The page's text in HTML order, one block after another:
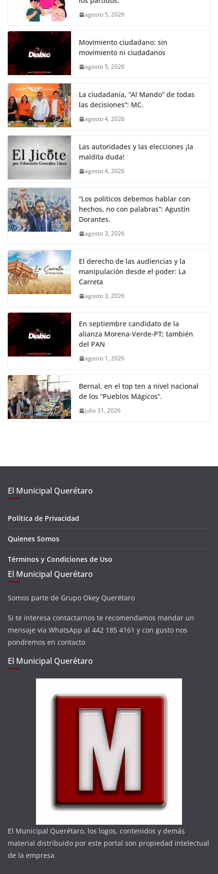
k agosto 5, 2026
Movimiento ciudadano: sin
movimiento ni ciudadanos
agosto 5, 2026
La ciudadanía, “Al Mando” de todas
las decisiones”: MC.
agosto 4, 2026
Las autoridades y las elecciones ¡la
maldita duda!
agosto 4, 2026
“Los políticos debemos hablar con
hechos, no con palabras”: Agustín
Dorantes.
agosto 3, 2026
El derecho de las audiencias y la
manipulación desde el poder: La
Carreta
agosto 3, 2026
En septiembre candidato de la
alianza Morena-Verde-PT; también
del PAN
agosto 1, 2026
Bernal, en el top ten a nivel nacional
de los “Pueblos Mágicos”.
julio 31, 2026
El Municipal Querétaro
Política de Privacidad
Quienes Somos
Términos y Condiciones de Uso
El Municipal Querétaro
Somos parte de Grupo Okey Querétaro
Si te interesa contactarnos te recomendamos mandar un
mensaje vía WhatsApp al 442 185 4161 y con gusto nos
pondremos en contacto
El Municipal Querétaro
El Municipal Querétaro, los logos, contenidos y demás
material distribuido por este portal son propiedad intelectual
de la empresa